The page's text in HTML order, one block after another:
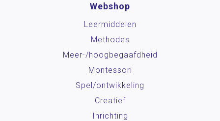
Webshop
Leermiddelen
Methodes
Meer-/hoog­begaafdheid
Montessori
Spel/ontwikkeling
Creatief
Inrichting